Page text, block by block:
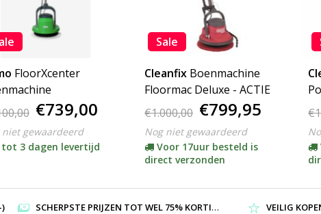
FloorXcenter
€739,00
niet gewaardeerd
tot 3 dagen levertijd
Sale
Cleanfix Boenmachine
Floormac Deluxe - ACTIE
€1.000,00 €799,95
Nog niet gewaardeerd
Voor 17uur besteld is
direct verzonden
) SCHERPSTE PRIJZEN TOT WEL 75% KORTING ! VEILIG